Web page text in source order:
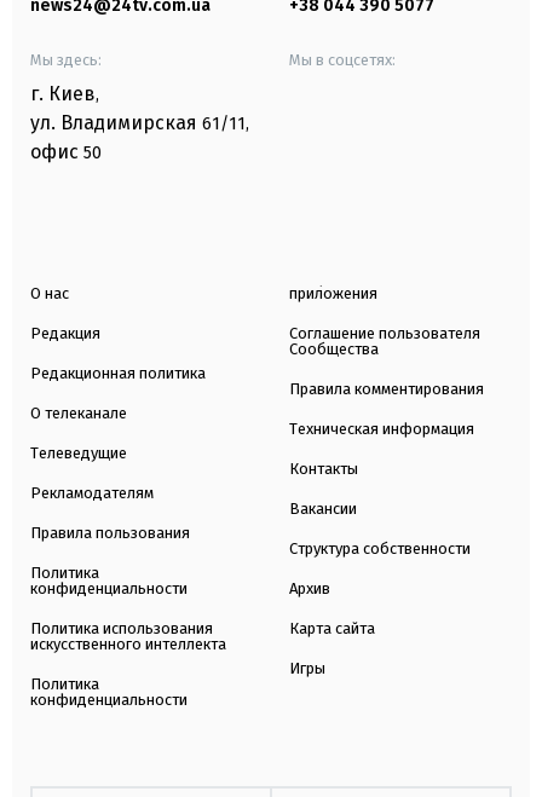
news24@24tv.com.ua +38 044 390 5077
Мы здесь:
г. Киев,
ул. Владимирская 61/11,
офис 50
Мы в соцсетях:
О нас
Редакция
Редакционная политика
О телеканале
Телеведущие
Рекламодателям
Правила пользования
Политика
конфиденциальности
Политика использования
искусственного интеллекта
Политика
конфиденциальности
приложения
Соглашение пользователя
Сообщества
Правила комментирования
Техническая информация
Контакты
Вакансии
Структура собственности
Архив
Карта сайта
Игры